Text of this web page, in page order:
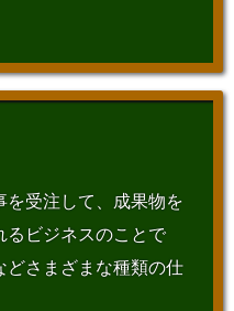
を受注して、成果物を
るビジネスのことで
どさまざまな種類の仕